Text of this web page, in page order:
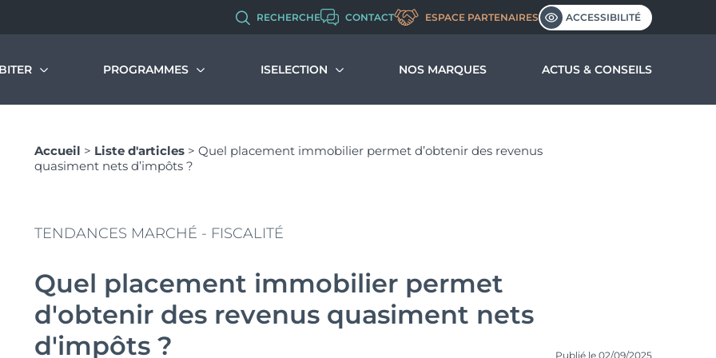
ACCESSIBILITÉ
RECHERCHE CONTACT ESPACE PARTENAIRES
Monuments Historiques
LLI
dispositifs et avantages
et comprendre le PTZ
PROGRAMMES
Programmes d’habitation
ISELECTION
Nos métiers et nos valeurs
NOS MARQUES ACTUS & CONSEILS
Accueil > Liste d'articles > Quel placement immobilier permet d’obtenir des revenus
quasiment nets d’impôts ?
TENDANCES MARCHÉ - FISCALITÉ
Quel placement immobilier permet
d'obtenir des revenus quasiment nets
d'impôts ?
Publié le 02/09/2025